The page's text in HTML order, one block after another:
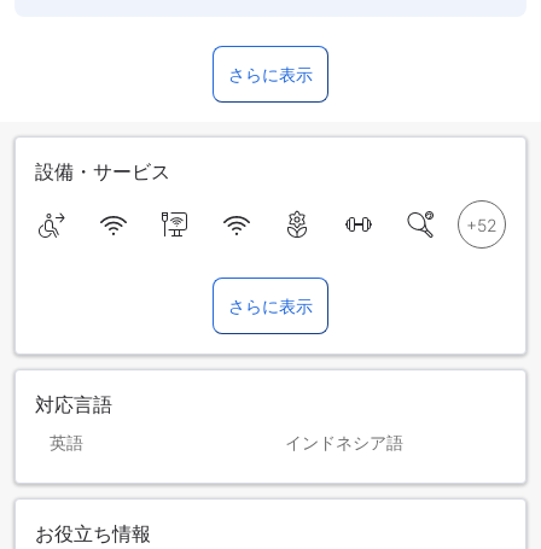
さらに表示
設備・サービス
さらに表示
対応言語
英語 インドネシア語
お役立ち情報